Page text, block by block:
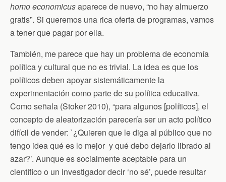
homo economicusaparece de nuevo, “no hay almuerzo
gratis”. Si queremos una rica oferta de programas, vamos
a tener que pagar por ella.
También, me parece que hay un problema de economía
política y cultural que no es trivial. La idea es que los
políticos deben apoyar sistemáticamente la
experimentación como parte de su política educativa.
Como señala (Stoker 2010), “para algunos [políticos], el
concepto de aleatorización parecería ser un acto político
difícil de vender: `¿Quieren que le diga al público que no
tengo idea qué es lo mejor y qué debo dejarlo librado al
azar?’. Aunque es socialmente aceptable para un
científico o un investigador decir ‘no sé’, puede resultar